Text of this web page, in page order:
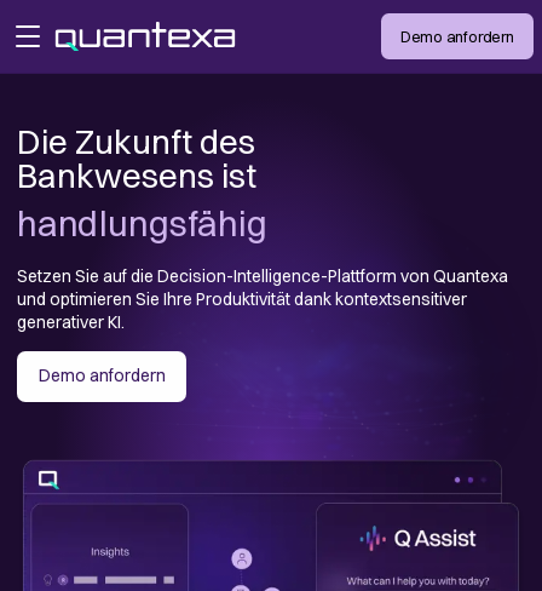
open menu Demo anfordern
Die Zukunft des
handlungsfähig
effizient
intelligent
autonom
vernetzt
handlungsfähig
Setzen Sie auf die Decision-Intelligence-Plattform von Quantexa
und optimieren Sie Ihre Produktivität dank kontextsensitiver
generativer KI.
Demo anfordern